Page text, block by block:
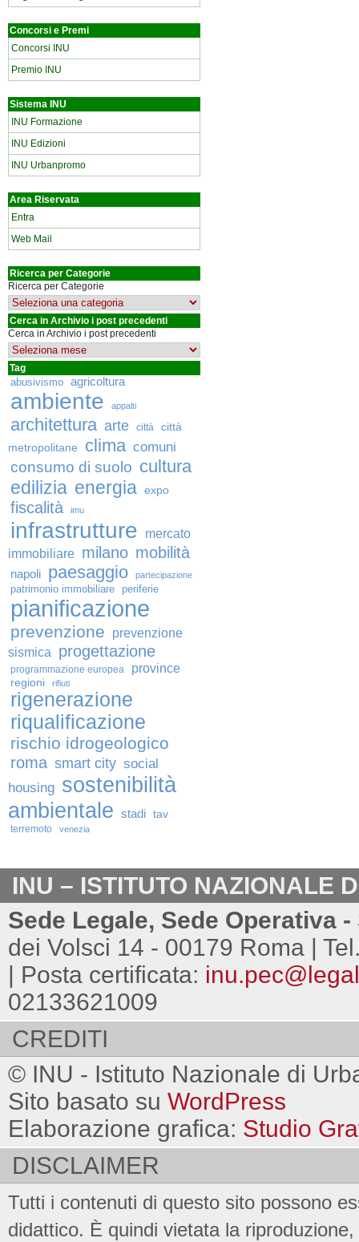
Concorsi e Premi
Concorsi INU
Premio INU
Sistema INU
INU Formazione
INU Edizioni
INU Urbanpromo
Area Riservata
Entra
Web Mail
Ricerca per Categorie
Ricerca per Categorie
Cerca in Archivio i post precedenti
Cerca in Archivio i post precedenti
Tag
abusivismo agricoltura
ambiente appalti
architettura arte città
città
metropolitane
clima comuni
consumo di suolo cultura
edilizia energia expo
fiscalità imu
infrastrutture
mercato
immobiliare milano mobilità
napoli paesaggio partecipazione
patrimonio immobiliare periferie
pianificazione
prevenzione
prevenzione
sismica
progettazione
programmazione europea province
regioni rifiuti
rigenerazione
riqualificazione
rischio idrogeologico
roma smart city social
housing sostenibilità
ambientale stadi tav
terremoto venezia
INU – ISTITUTO NAZIONALE
Sede Legale, Sede Operativa
dei Volsci 14 - 00179 Roma |
| Posta certificata:
02133621009
CREDITI
© INU - Istituto Nazionale di
Sito basato su WordPress
Elaborazione grafica: Studio
DISCLAIMER
Tutti i contenuti di questo sito possono
didattico. È quindi vietata la